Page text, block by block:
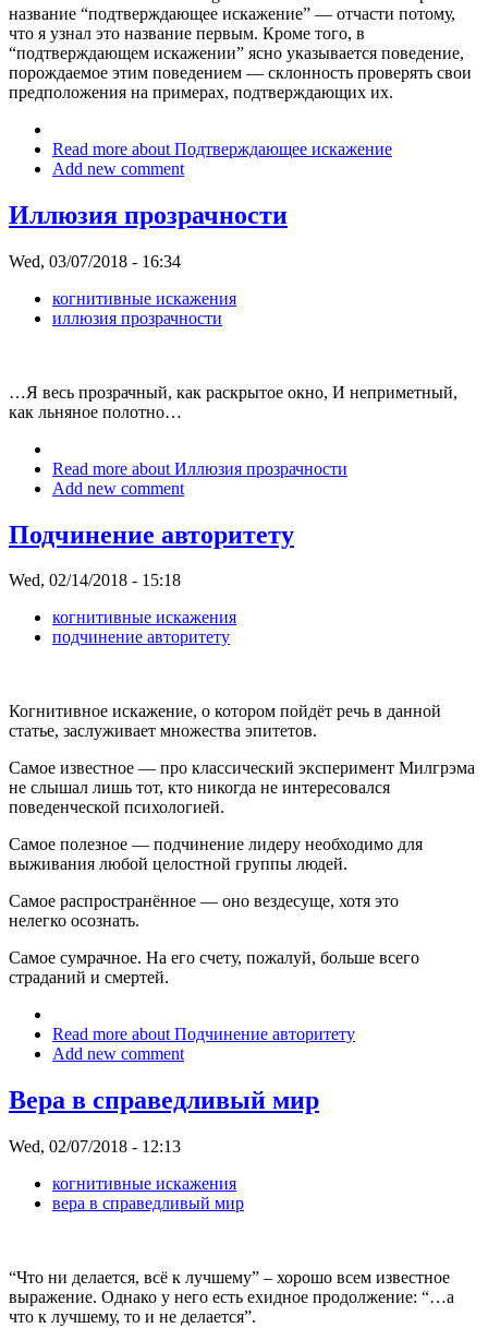
название “подтверждающее искажение” — отчасти потому,
что я узнал это название первым. Кроме того, в
“подтверждающем искажении” ясно указывается поведение,
порождаемое этим поведением — склонность проверять свои
предположения на примерах, подтверждающих их.
Read more about Подтверждающее искажение
Add new comment
Иллюзия прозрачности
Wed, 03/07/2018 - 16:34
когнитивные искажения
иллюзия прозрачности
…Я весь прозрачный, как раскрытое окно, И неприметный,
как льняное полотно…
Read more about Иллюзия прозрачности
Add new comment
Подчинение авторитету
Wed, 02/14/2018 - 15:18
когнитивные искажения
подчинение авторитету
Когнитивное искажение, о котором пойдёт речь в данной
статье, заслуживает множества эпитетов.
Самое известное — про классический эксперимент Милгрэма
не слышал лишь тот, кто никогда не интересовался
поведенческой психологией.
Самое полезное — подчинение лидеру необходимо для
выживания любой целостной группы людей.
Самое распространённое — оно вездесуще, хотя это
нелегко осознать.
Самое сумрачное. На его счету, пожалуй, больше всего
страданий и смертей.
Read more about Подчинение авторитету
Add new comment
Вера в справедливый мир
Wed, 02/07/2018 - 12:13
когнитивные искажения
вера в справедливый мир
“Что ни делается, всё к лучшему” – хорошо всем известное
выражение. Однако у него есть ехидное продолжение: “…а
что к лучшему, то и не делается”.